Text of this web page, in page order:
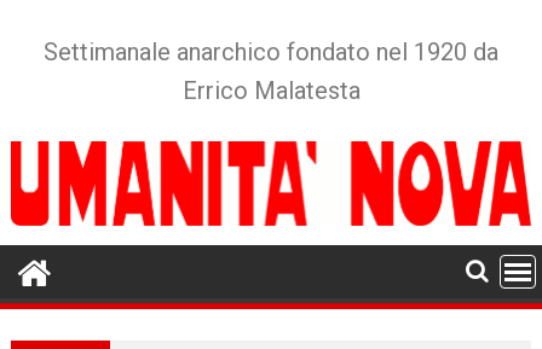
Settimanale anarchico fondato nel 1920 da
Errico Malatesta